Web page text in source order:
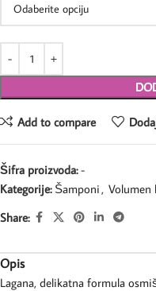
Add to compare
Šifra proizvoda:-
Kategorije: Šamponi, Volumen
Share:
Opis
Lagana, delikatna formula